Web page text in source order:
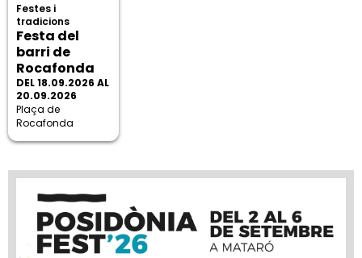
Festes i
tradicions
Festa del
barri de
Rocafonda
DEL 18.09.2026 AL
20.09.2026
Plaça de
Rocafonda